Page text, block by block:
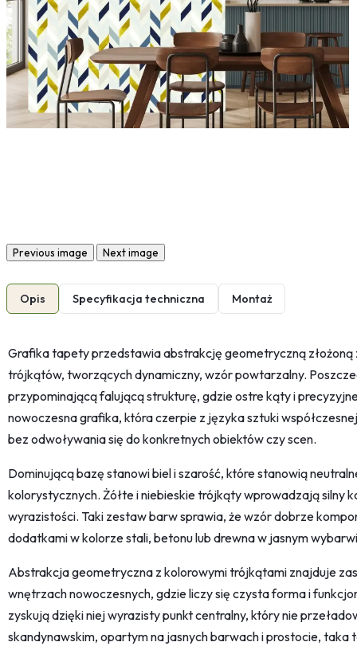
Previous image Next image
Opis Specyfikacja techniczna Montaż
Grafika tapety przedstawia abstrakcję geometryczną złożoną
trójkątów, tworzących dynamiczny, wzór powtarzalny.
przypominającą falującą strukturę, gdzie ostre kąty i
nowoczesna grafika, która czerpie z języka sztuki
bez odwoływania się do konkretnych obiektów czy scen.
Dominującą bazę stanowi biel i szarość, które stanowią
kolorystycznych. Żółte i niebieskie trójkąty wprowadzają silny
wyrazistości. Taki zestaw barw sprawia, że wzór dobrze
dodatkami w kolorze stali, betonu lub drewna w jasnym
Abstrakcja geometryczna z kolorowymi trójkątami znajduje
wnętrzach nowoczesnych, gdzie liczy się czysta forma i
zyskują dzięki niej wyrazisty punkt centralny, który nie
skandynawskim, opartym na jasnych barwach i prostocie,